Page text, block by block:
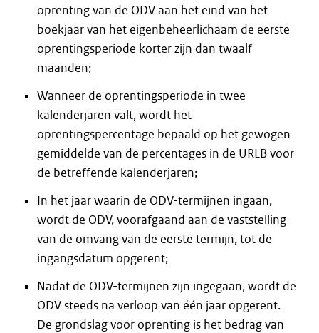
oprenting van de ODV aan het eind van het
boekjaar van het eigenbeheerlichaam de eerste
oprentingsperiode korter zijn dan twaalf
maanden;
Wanneer de oprentingsperiode in twee
kalenderjaren valt, wordt het
oprentingspercentage bepaald op het gewogen
gemiddelde van de percentages in de URLB voor
de betreffende kalenderjaren;
In het jaar waarin de ODV-termijnen ingaan,
wordt de ODV, voorafgaand aan de vaststelling
van de omvang van de eerste termijn, tot de
ingangsdatum opgerent;
Nadat de ODV-termijnen zijn ingegaan, wordt de
ODV steeds na verloop van één jaar opgerent.
De grondslag voor oprenting is het bedrag van